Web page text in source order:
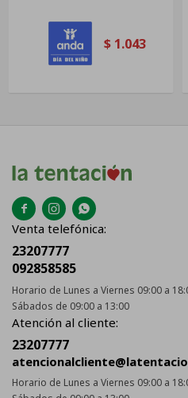
$ 1.043
  
Venta telefónica:
23207777
092858585
Horario de Lunes a Viernes 09:00 a
Sábados de 09:00 a 13:00
Atención al cliente:
23207777
Horario de Lunes a Viernes 09:00 a